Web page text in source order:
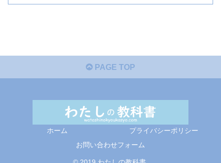
PAGE TOP
ホーム
プライバシーポリシー
お問い合わせフォーム